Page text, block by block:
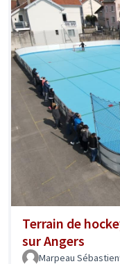
Terrain de
sur Angers
Marpeau Sébastien